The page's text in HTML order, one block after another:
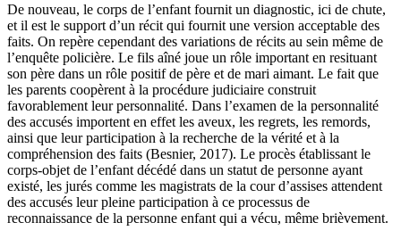
De nouveau, le corps de l’enfant fournit un diagnostic, ici de chute,
et il est le support d’un récit qui fournit une version acceptable des
faits. On repère cependant des variations de récits au sein même de
l’enquête policière. Le fils aîné joue un rôle important en resituant
son père dans un rôle positif de père et de mari aimant. Le fait que
les parents coopèrent à la procédure judiciaire construit
favorablement leur personnalité. Dans l’examen de la personnalité
des accusés importent en effet les aveux, les regrets, les remords,
ainsi que leur participation à la recherche de la vérité et à la
compréhension des faits (Besnier, 2017). Le procès établissant le
corps-objet de l’enfant décédé dans un statut de personne ayant
existé, les jurés comme les magistrats de la cour d’assises attendent
des accusés leur pleine participation à ce processus de
reconnaissance de la personne enfant qui a vécu, même brièvement.